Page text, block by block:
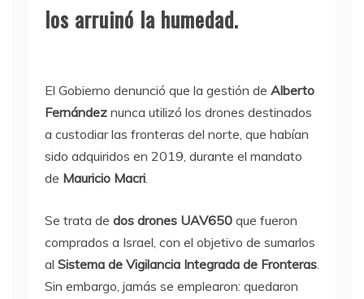
los arruinó la humedad.
El Gobierno denunció que la gestión de Alberto
Fernández nunca utilizó los drones destinados
a custodiar las fronteras del norte, que habían
sido adquiridos en 2019, durante el mandato
de Mauricio Macri.
Se trata de dos drones UAV650 que fueron
comprados a Israel, con el objetivo de sumarlos
al Sistema de Vigilancia Integrada de Fronteras.
Sin embargo, jamás se emplearon: quedaron